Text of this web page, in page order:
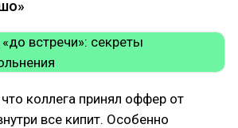
коллега принял оффер от
все кипит. Особенно